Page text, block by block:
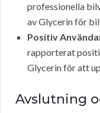
professionella
av Glycerin för
Positiv
rapporterat
Glycerin för att
Avslutning